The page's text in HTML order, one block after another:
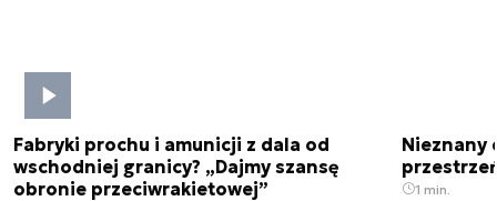
Fabryki prochu i amunicji z dala od
wschodniej granicy? „Dajmy szansę
obronie przeciwrakietowej”
Nieznany
1 min.